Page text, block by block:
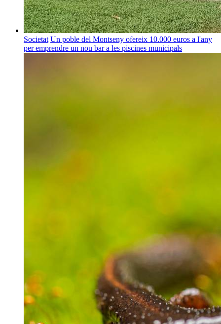
Societat Un poble del Montseny ofereix 10.000 euros a l'any
per emprendre un nou bar a les piscines municipals